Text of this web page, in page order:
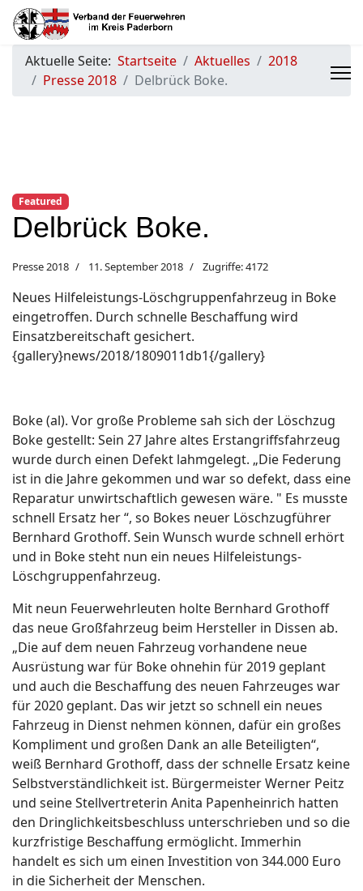
Aktuelle Seite: Startseite Aktuelles
2018
Presse 2018
Delbrück Boke.
Featured
Delbrück Boke.
Presse 2018 11. September 2018 Zugriffe: 4172
Neues Hilfeleistungs-Löschgruppenfahrzeug in Boke
eingetroffen. Durch schnelle Beschaffung wird
Einsatzbereitschaft gesichert.
{gallery}news/2018/1809011db1{/gallery}
Boke (al). Vor große Probleme sah sich der Löschzug
Boke gestellt: Sein 27 Jahre altes Erstangriffsfahrzeug
wurde durch einen Defekt lahmgelegt. „Die Federung
ist in die Jahre gekommen und war so defekt, dass eine
Reparatur unwirtschaftlich gewesen wäre. " Es musste
schnell Ersatz her “, so Bokes neuer Löschzugführer
Bernhard Grothoff. Sein Wunsch wurde schnell erhört
und in Boke steht nun ein neues Hilfeleistungs-
Löschgruppenfahrzeug.
Mit neun Feuerwehrleuten holte Bernhard Grothoff
das neue Großfahrzeug beim Hersteller in Dissen ab.
„Die auf dem neuen Fahrzeug vorhandene neue
Ausrüstung war für Boke ohnehin für 2019 geplant
und auch die Beschaffung des neuen Fahrzeuges war
für 2020 geplant. Das wir jetzt so schnell ein neues
Fahrzeug in Dienst nehmen können, dafür ein großes
Kompliment und großen Dank an alle Beteiligten“,
weiß Bernhard Grothoff, dass der schnelle Ersatz keine
Selbstverständlichkeit ist. Bürgermeister Werner Peitz
und seine Stellvertreterin Anita Papenheinrich hatten
den Dringlichkeitsbeschluss unterschrieben und so die
kurzfristige Beschaffung ermöglicht. Immerhin
handelt es sich um einen Investition von 344.000 Euro
in die Sicherheit der Menschen.